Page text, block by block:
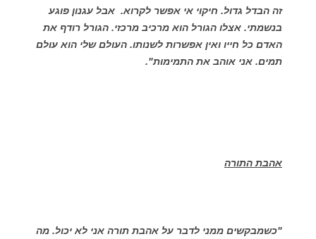
זה הבדל גדול. חיקוי אי אפשר לקרוא. אבל עגנון פוגע
בנשמתי. אצלו הגורל הוא מרכיב מרכזי. הגורל רודף את
האדם כל חייו ואין אפשרות לשנותו. העולם שלי הוא עולם
תמים. אני אוהב את התמימות".
אהבת התורה
"כשמבקשים ממני לדבר על אהבת תורה אני לא יכול. מה